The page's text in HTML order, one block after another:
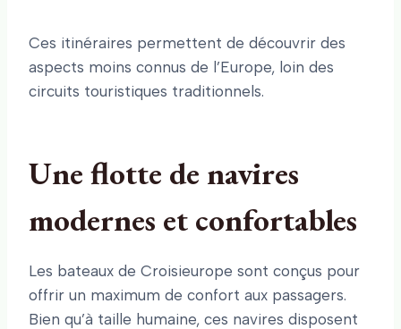
Ces itinéraires permettent de découvrir des
aspects moins connus de l’Europe, loin des
circuits touristiques traditionnels.
Une flotte de navires
modernes et confortables
Les bateaux de Croisieurope sont conçus pour
offrir un maximum de confort aux passagers.
Bien qu’à taille humaine, ces navires disposent